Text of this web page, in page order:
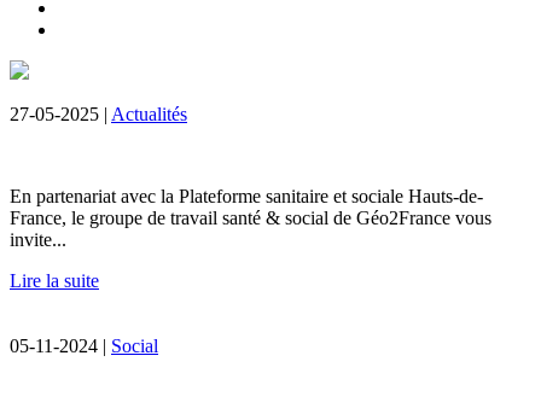
27-05-2025 | Actualités
En partenariat avec la Plateforme sanitaire et sociale Hauts-de-
France, le groupe de travail santé & social de Géo2France vous
invite...
Lire la suite
05-11-2024 | Social